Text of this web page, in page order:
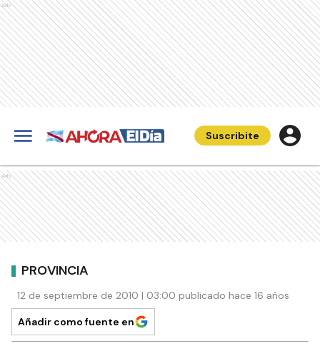
Ads
Suscribite
Ads
PROVINCIA
12 de septiembre de 2010 | 03:00 publicado hace 16 años
Añadir como fuente en